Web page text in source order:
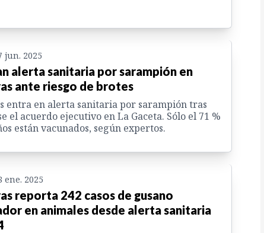
jun. 2025
alerta sanitaria por sarampión en
ante riesgo de brotes
entra en alerta sanitaria por sarampión tras
el acuerdo ejecutivo en La Gaceta. Sólo el 71 %
están vacunados, según expertos.
ene. 2025
reporta 242 casos de gusano
en animales desde alerta sanitaria